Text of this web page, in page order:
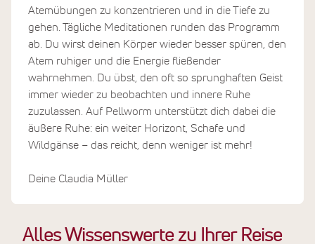
Alles Wissenswerte zu Ihrer Reise
Atemübungen zu konzentrieren und in die Tiefe zu
gehen. Tägliche Meditationen runden das Programm
ab. Du wirst deinen Körper wieder besser spüren, den
Atem ruhiger und die Energie fließender
wahrnehmen. Du übst, den oft so sprunghaften Geist
immer wieder zu beobachten und innere Ruhe
zuzulassen. Auf Pellworm unterstützt dich dabei die
äußere Ruhe: ein weiter Horizont, Schafe und
Wildgänse – das reicht, denn weniger ist mehr!
Deine Claudia Müller